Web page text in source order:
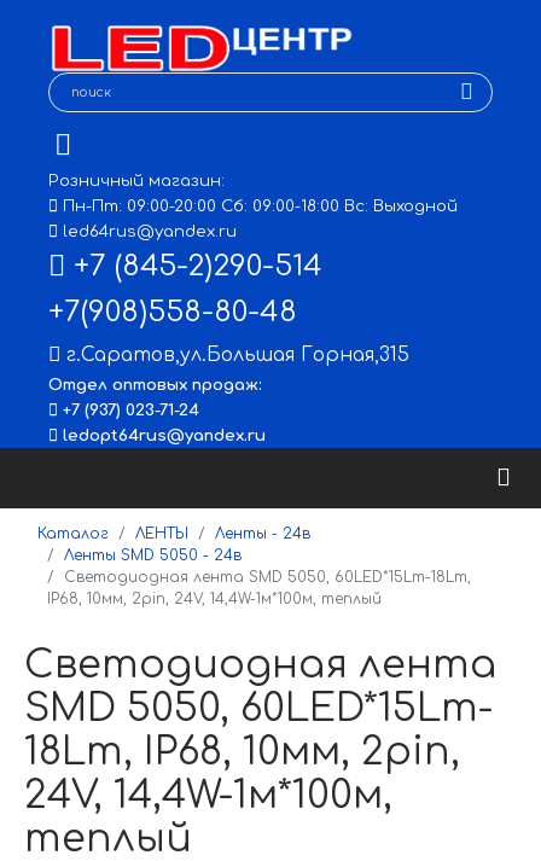
Розничный магазин:
Пн-Пт: 09:00-20:00 Сб: 09:00-18:00 Вс: Выходной
led64rus@yandex.ru
+7 (845-2)290-514
+7(908)558-80-48
г.Саратов,ул.Большая Горная,315
Отдел оптовых продаж:
+7 (937) 023-71-24
ledopt64rus@yandex.ru
Каталог ЛЕНТЫ
Ленты - 24в
Ленты SMD 5050 - 24в
Светодиодная лента SMD 5050, 60LED*15Lm-18Lm,
IP68, 10мм, 2pin, 24V, 14,4W-1м*100м, теплый
Светодиодная лента
SMD 5050, 60LED*15Lm-
18Lm, IP68, 10мм, 2pin,
24V, 14,4W-1м*100м,
теплый